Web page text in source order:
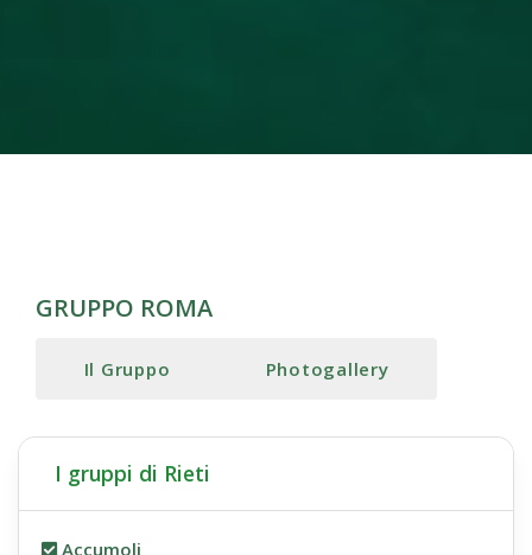
GRUPPO ROMA
Il Gruppo Photogallery
I gruppi di Rieti
Accumoli